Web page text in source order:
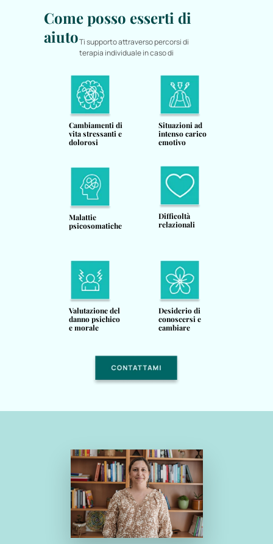
Come posso esserti di
aiutoTi supporto attraverso percorsi di
terapia individuale in caso di
Desiderio di
conoscersi e
cambiare
Cambiamenti di
vita stressanti e
dolorosi
Malattie
psicosomatiche
Situazioni ad
intenso carico
emotivo
Difficoltà
relazionali
Valutazione del
danno psichico
e morale